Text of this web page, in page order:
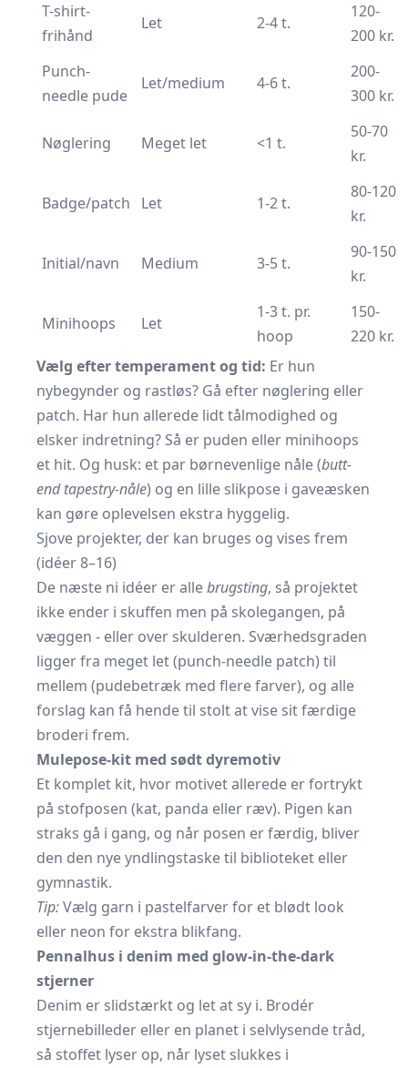
T-shirt-
frihånd
Let 2-4 t.
120-
200 kr.
Punch-
needle pude
Let/medium 4-6 t.
200-
300 kr.
Nøglering Meget let <1 t.
50-70
kr.
Badge/patch Let 1-2 t.
80-120
kr.
Initial/navn Medium 3-5 t.
90-150
kr.
Minihoops Let
1-3 t. pr.
hoop
150-
220 kr.
Vælg efter temperament og tid: Er hun
nybegynder og rastløs? Gå efter nøglering eller
patch. Har hun allerede lidt tålmodighed og
elsker indretning? Så er puden eller minihoops
et hit. Og husk: et par børnevenlige nåle (butt-
end tapestry-nåle) og en lille slikpose i gaveæsken
kan gøre oplevelsen ekstra hyggelig.
Sjove projekter, der kan bruges og vises frem
(idéer 8–16)
De næste ni idéer er allebrugsting, så projektet
ikke ender i skuffen men på skolegangen, på
væggen - eller over skulderen. Sværhedsgraden
ligger fra meget let (punch-needle patch) til
mellem (pudebetræk med flere farver), og alle
forslag kan få hende til stolt at vise sit færdige
broderi frem.
Mulepose-kit med sødt dyremotiv
Et komplet kit, hvor motivet allerede er fortrykt
på stofposen (kat, panda eller ræv). Pigen kan
straks gå i gang, og når posen er færdig, bliver
den den nye yndlingstaske til biblioteket eller
gymnastik.
Tip:Vælg garn i pastelfarver for et blødt look
eller neon for ekstra blikfang.
Pennalhus i denim med glow-in-the-dark
stjerner
Denim er slidstærkt og let at sy i. Brodér
stjernebilleder eller en planet i selvlysende tråd,
så stoffet lyser op, når lyset slukkes i